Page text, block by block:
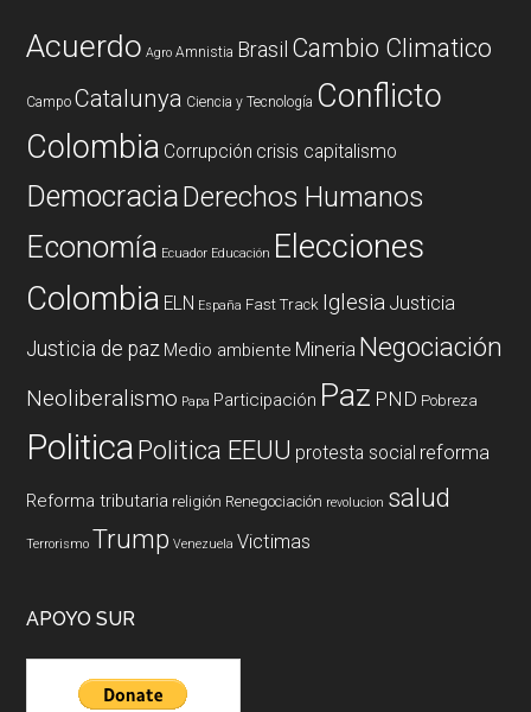
Acuerdo Agro Amnistia Brasil Cambio Climatico
Campo Catalunya Ciencia y Tecnología Conflicto
Colombia Corrupción crisis capitalismo
DemocraciaDerechos Humanos
Economía Ecuador Educación Elecciones
Colombia ELN España Fast Track Iglesia Justicia
Justicia de paz Medio ambiente Mineria Negociación
Neoliberalismo Papa Participación Paz PND Pobreza
PoliticaPolitica EEUU protesta social reforma
Reforma tributaria religión Renegociación revolucion salud
Terrorismo Trump Venezuela Victimas
APOYO SUR